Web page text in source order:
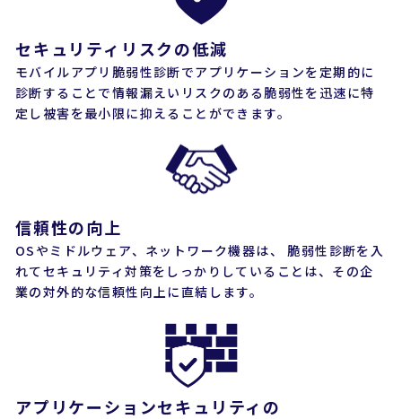
セキュリティリスクの低減
モバイルアプリ脆弱性診断でアプリケーションを定期的に
診断することで情報漏えいリスクのある脆弱性を迅速に特
定し被害を最小限に抑えることができます。
信頼性の向上
OSやミドルウェア、ネットワーク機器は、 脆弱性診断を入
れてセキュリティ対策をしっかりしていることは、その企
業の対外的な信頼性向上に直結します。
アプリケーションセキュリティの